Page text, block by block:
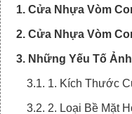
1. Cửa Nhựa Vòm
2. Cửa Nhựa Vòm
3. Những Yếu Tố
3.1. 1. Kích Thước
3.2. 2. Loại Bề Mặt